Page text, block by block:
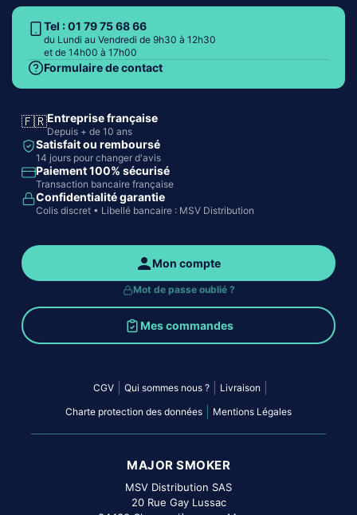
Tel : 01 79 75 68 66
du Lundi au Vendredi de 9h30 à 12h30
et de 14h00 à 17h00
Formulaire de contact
🇫🇷Entreprise française
Depuis + de 10 ans
Satisfait ou remboursé
14 jours pour changer d'avis
Paiement 100% sécurisé
Transaction bancaire française
Confidentialité garantie
Colis discret • Libellé bancaire : MSV Distribution
Mon compte
Mot de passe oublié ?
Mes commandes
CGV Qui sommes nous ? Livraison
Charte protection des données Mentions Légales
MAJOR SMOKER
MSV Distribution SAS
20 Rue Gay Lussac